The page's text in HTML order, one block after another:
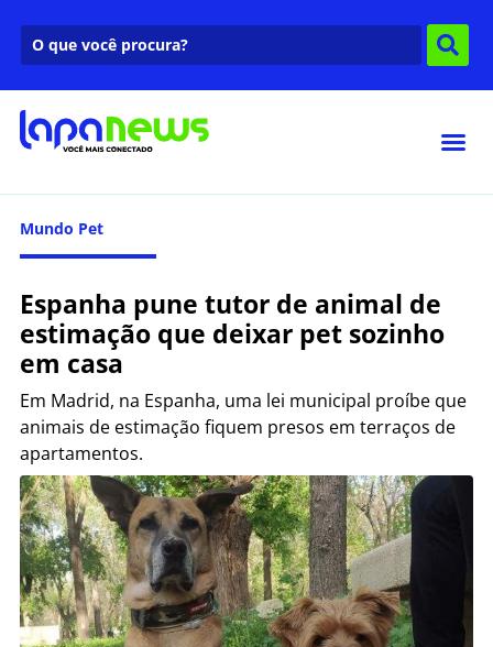
Mundo Pet
Espanha pune tutor de animal de
estimação que deixar pet sozinho
em casa
Em Madrid, na Espanha, uma lei municipal proíbe que
animais de estimação fiquem presos em terraços de
apartamentos.